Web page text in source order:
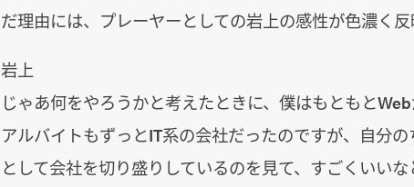
だ理由には、プレーヤーとしての岩上の感性が色濃く反
岩上
じゃあ何をやろうかと考えたときに、僕はもともと
アルバイトもずっとIT系の会社だったのですが、自分
として会社を切り盛りしているのを見て、すごくいい